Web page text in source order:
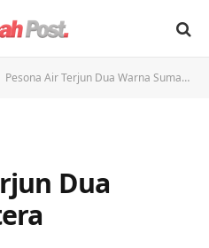
Pesona Air Terjun Dua Warna Sumatera
Dua